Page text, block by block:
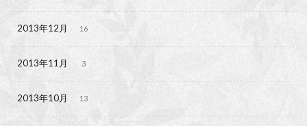
2013年12月 16
2013年11月 3
2013年10月 13